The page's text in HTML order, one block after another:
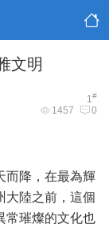
文明
1#
1457 0
而降，在最為輝
大陸之前，這個
常璀燦的文化也